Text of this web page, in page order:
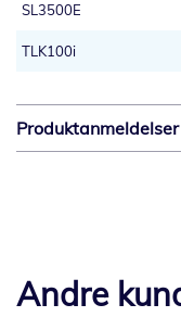
SL3500E
TLK100i
Produktanmeldelser
Andre